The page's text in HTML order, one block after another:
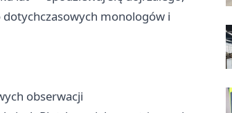
monologów i
obserwacji